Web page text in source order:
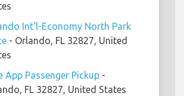
Int'l-Economy North Park
- Orlando, FL 32827, United
App Passenger Pickup -
FL 32827, United States